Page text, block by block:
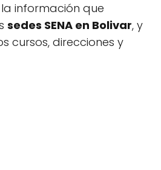
información que
sedes SENA en Bolivar, y
cursos, direcciones y